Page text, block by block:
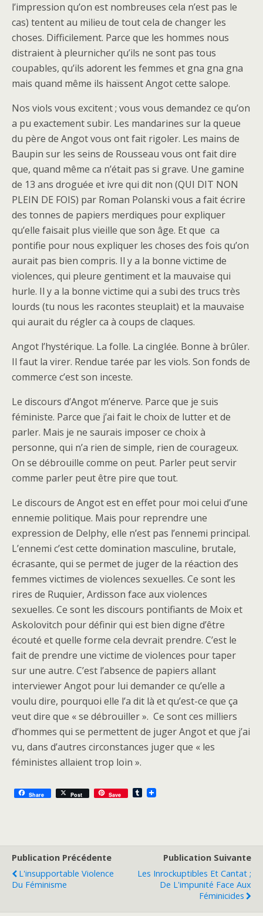
l’impression qu’on est nombreuses cela n’est pas le
cas) tentent au milieu de tout cela de changer les
choses. Difficilement. Parce que les hommes nous
distraient à pleurnicher qu’ils ne sont pas tous
coupables, qu’ils adorent les femmes et gna gna gna
mais quand même ils haïssent Angot cette salope.
Nos viols vous excitent ; vous vous demandez ce qu’on
a pu exactement subir. Les mandarines sur la queue
du père de Angot vous ont fait rigoler. Les mains de
Baupin sur les seins de Rousseau vous ont fait dire
que, quand même ca n’était pas si grave. Une gamine
de 13 ans droguée et ivre qui dit non (QUI DIT NON
PLEIN DE FOIS) par Roman Polanski vous a fait écrire
des tonnes de papiers merdiques pour expliquer
qu’elle faisait plus vieille que son âge. Et que ca
pontifie pour nous expliquer les choses des fois qu’on
aurait pas bien compris. Il y a la bonne victime de
violences, qui pleure gentiment et la mauvaise qui
hurle. Il y a la bonne victime qui a subi des trucs très
lourds (tu nous les racontes steuplait) et la mauvaise
qui aurait du régler ca à coups de claques.
Angot l’hystérique. La folle. La cinglée. Bonne à brûler.
Il faut la virer. Rendue tarée par les viols. Son fonds de
commerce c’est son inceste.
Le discours d’Angot m’énerve. Parce que je suis
féministe. Parce que j’ai fait le choix de lutter et de
parler. Mais je ne saurais imposer ce choix à
personne, qui n’a rien de simple, rien de courageux.
On se débrouille comme on peut. Parler peut servir
comme parler peut être pire que tout.
Le discours de Angot est en effet pour moi celui d’une
ennemie politique. Mais pour reprendre une
expression de Delphy, elle n’est pas l’ennemi principal.
L’ennemi c’est cette domination masculine, brutale,
écrasante, qui se permet de juger de la réaction des
femmes victimes de violences sexuelles. Ce sont les
rires de Ruquier, Ardisson face aux violences
sexuelles. Ce sont les discours pontifiants de Moix et
Askolovitch pour définir qui est bien digne d’être
écouté et quelle forme cela devrait prendre. C’est le
fait de prendre une victime de violences pour taper
sur une autre. C’est l’absence de papiers allant
interviewer Angot pour lui demander ce qu’elle a
voulu dire, pourquoi elle l’a dit là et qu’est-ce que ça
veut dire que « se débrouiller ». Ce sont ces milliers
d’hommes qui se permettent de juger Angot et que j’ai
vu, dans d’autres circonstances juger que « les
féministes allaient trop loin ».
Share Post Save T
Publication Précédente
L'insupportable Violence
Du Féminisme
Publication Suivante
Les Inrockuptibles Et Cantat ;
De L'impunité Face Aux
Féminicides